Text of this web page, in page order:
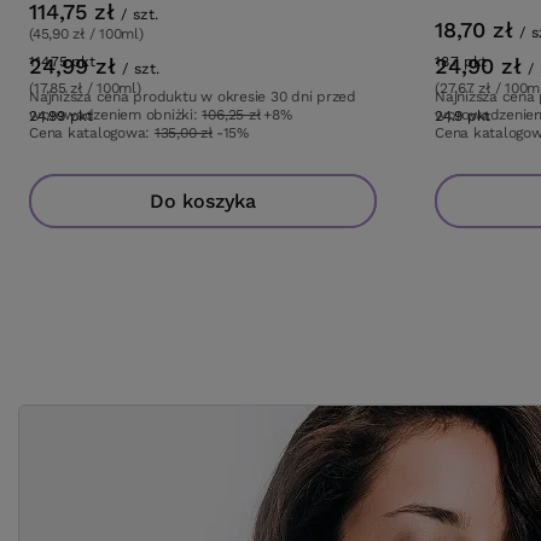
24,99 zł / szt.
(17,85 zł / 100ml)
24.99pktpunktów
Do koszyka
24,90 zł /
(27,67 zł /
24.9pkt
114,75 zł / szt.
(45,90 zł / 100ml)
114.75pktpunktów
Najniższa cena produktu w okresie 30 dni przed
wprowadzeniem obniżki:106,25 zł +8%
Cena katalogowa: 135,00 zł -15%
Do koszyka
18,70 zł /
18.7 pkt
Najniższa
Cena